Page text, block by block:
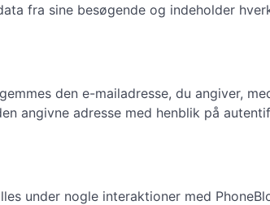
fra sine besøgende og indeholder
den e-mailadresse, du angiver,
angivne adresse med henblik på
under nogle interaktioner med